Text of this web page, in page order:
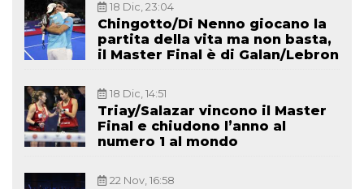
18 Dic, 23:04
Chingotto/Di Nenno giocano la
partita della vita ma non basta,
il Master Final è di Galan/Lebron
18 Dic, 14:51
Triay/Salazar vincono il Master
Final e chiudono l’anno al
numero 1 al mondo
22 Nov, 16:58